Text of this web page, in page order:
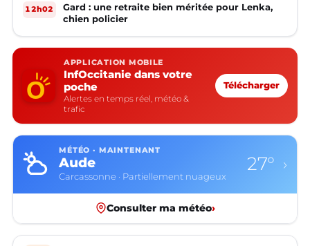
12h02
Gard : une retraite bien méritée pour Lenka,
chien policier
APPLICATION MOBILE
InfOccitanie dans votre
poche
Alertes en temps réel, météo &
trafic
Télécharger
MÉTÉO · MAINTENANT
Aude
Carcassonne · Partiellement nuageux
27° ›
Consulter ma météo›